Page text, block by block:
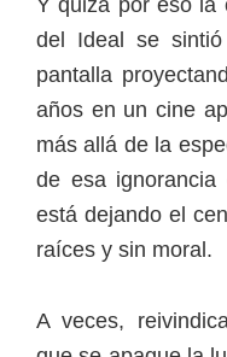
Y quizá por eso la
del Ideal se
pantalla
años en un cine
más allá de la
de esa ignorancia
está dejando el
raíces y sin moral.
A veces,